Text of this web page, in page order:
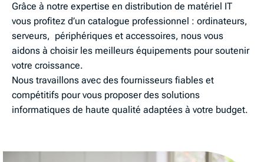
Grâce à notre expertise en distribution de matériel IT
vous profitez d’un catalogue professionnel : ordinateurs,
serveurs, périphériques et accessoires, nous vous
aidons à choisir les meilleurs équipements pour soutenir
votre croissance.
Nous travaillons avec des fournisseurs fiables et
compétitifs pour vous proposer des solutions
informatiques de haute qualité adaptées à votre budget.